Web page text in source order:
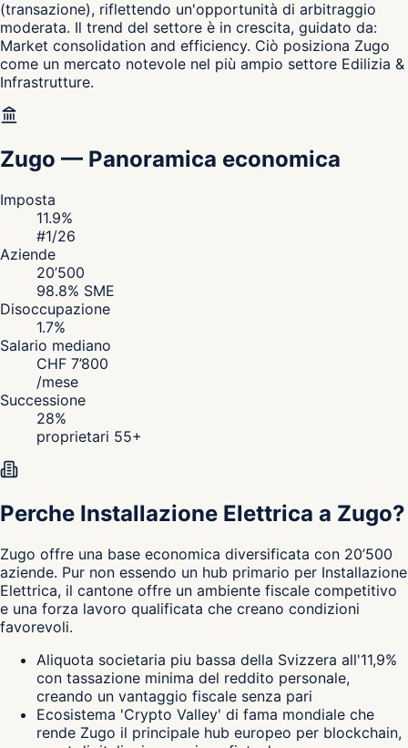
(transazione), riflettendo un'opportunità di arbitraggio
moderata. Il trend del settore è in crescita, guidato da:
Market consolidation and efficiency. Ciò posiziona Zugo
come un mercato notevole nel più ampio settore Edilizia &
Infrastrutture.
Zugo — Panoramica economica
Imposta
11.9%
#1/26
Aziende
20’500
98.8% SME
Disoccupazione
1.7%
Salario mediano
CHF 7’800
/mese
Successione
28%
proprietari 55+
Perche Installazione Elettrica a Zugo?
Zugo offre una base economica diversificata con 20’500
aziende. Pur non essendo un hub primario per Installazione
Elettrica, il cantone offre un ambiente fiscale competitivo
e una forza lavoro qualificata che creano condizioni
favorevoli.
Aliquota societaria piu bassa della Svizzera all'11,9%
con tassazione minima del reddito personale,
creando un vantaggio fiscale senza pari
Ecosistema 'Crypto Valley' di fama mondiale che
rende Zugo il principale hub europeo per blockchain,